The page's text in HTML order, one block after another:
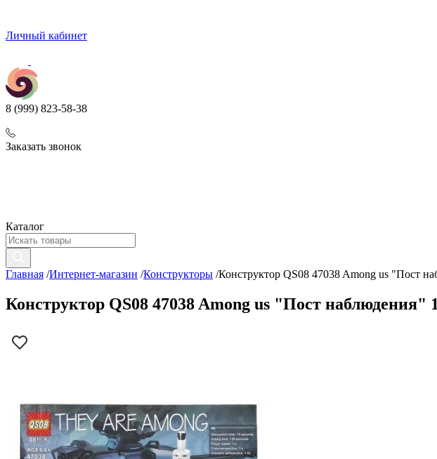
Личный кабинет
8 (999) 823-58-38
Заказать звонок
Каталог
Главная /Интернет-магазин /Конструкторы /Конструктор QS08 47038 Among us "Пост
Конструктор QS08 47038 Among us "Пост наблюдения"